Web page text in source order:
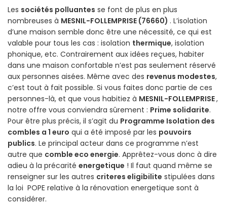
Les sociétés polluantes se font de plus en plus
nombreuses à MESNIL-FOLLEMPRISE (76660) . L’isolation
d’une maison semble donc être une nécessité, ce qui est
valable pour tous les cas : isolation thermique, isolation
phonique, etc. Contrairement aux idées reçues, habiter
dans une maison confortable n’est pas seulement réservé
aux personnes aisées. Même avec des revenus modestes,
c’est tout à fait possible. Si vous faites donc partie de ces
personnes-là, et que vous habitiez à MESNIL-FOLLEMPRISE,
notre offre vous conviendra sûrement : Prime solidarite.
Pour être plus précis, il s’agit du Programme Isolation des
combles a 1 euro qui a été imposé par les pouvoirs
publics. Le principal acteur dans ce programme n’est
autre que comble eco energie. Apprêtez-vous donc à dire
adieu à la précarité energetique ! Il faut quand même se
renseigner sur les autres criteres eligibilite stipulées dans
la loi POPE relative à la rénovation energetique sont à
considérer.